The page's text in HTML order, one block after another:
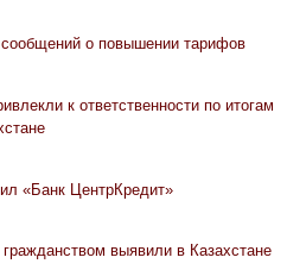
о повышении тарифов
к ответственности по итогам
«Банк ЦентрКредит»
выявили в Казахстане